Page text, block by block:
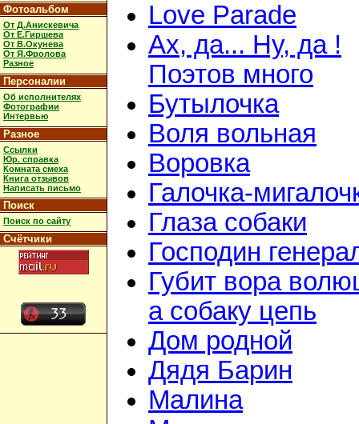
Фотоальбом
От Д.Анискевича
От Е.Гиршева
От В.Окунева
От Я.Фролова
Разное
Персоналии
Об исполнителях
Фотографии
Интервью
Разное
Ссылки
Юр. справка
Комната смеха
Книга отзывов
Написать письмо
Поиск
Поиск по сайту
Счётчики
Love Parade
Ах, да... Ну, да !
Поэтов много
Бутылочка
Воля вольная
Воровка
Галочка-
Глаза собаки
Господин
Губит вора
а собаку цепь
Дом родной
Дядя Барин
Малина